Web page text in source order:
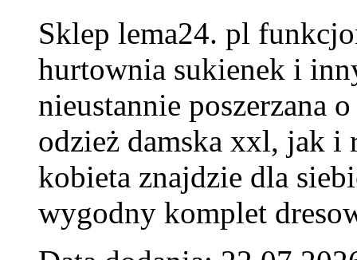
Sklep lema24. pl
hurtownia sukienek i
nieustannie poszerzana
odzież damska xxl, jak i
kobieta znajdzie dla
wygodny komplet